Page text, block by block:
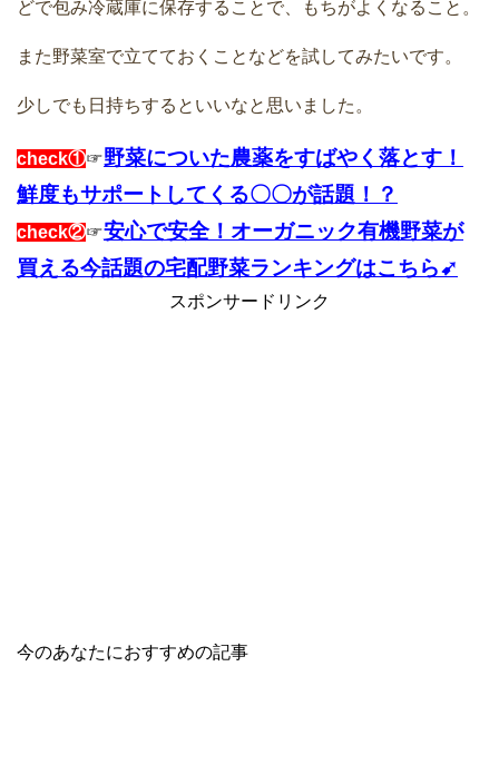
どで包み冷蔵庫に保存することで、もちがよくなること。
また野菜室で立てておくことなどを試してみたいです。
少しでも日持ちするといいなと思いました。
check①☞野菜についた農薬をすばやく落とす！
鮮度もサポートしてくる〇〇が話題！？
check②☞安心で安全！オーガニック有機野菜が
買える今話題の宅配野菜ランキングはこちら➹
スポンサードリンク
今のあなたにおすすめの記事